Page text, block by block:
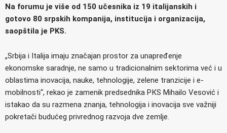
Na forumu je više od 150 učesnika iz 19 italijanskih i
gotovo 80 srpskih kompanija, institucija i organizacija,
saopštila je PKS.
„Srbija i Italija imaju značajan prostor za unapređenje
ekonomske saradnje, ne samo u tradicionalnim sektorima već i u
oblastima inovacija, nauke, tehnologije, zelene tranzicije i e-
mobilnosti“, rekao je zamenik predsednika PКS Mihailo Vesović i
istakao da su razmena znanja, tehnologija i inovacija sve važniji
pokretači budućeg privrednog razvoja dve zemlje.